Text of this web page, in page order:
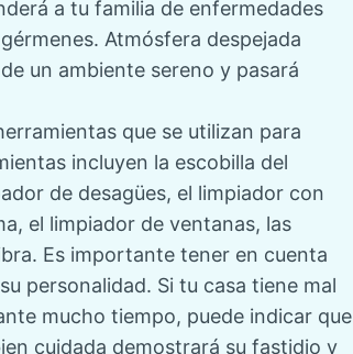
a tu familia de enfermedades
Atmósfera despejada
un ambiente sereno y pasará
que se utilizan para
incluyen la escobilla del
de desagües, el limpiador con
el limpiador de ventanas, las
Es importante tener en cuenta
personalidad. Si tu casa tiene mal
mucho tiempo, puede indicar que
cuidada demostrará su fastidio y